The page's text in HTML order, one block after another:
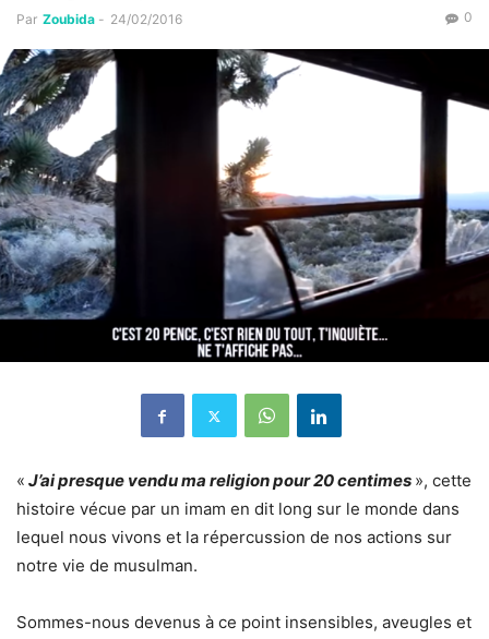
Par Zoubida - 24/02/2016 0
« J’ai presque vendu ma religion pour 20 centimes », cette
histoire vécue par un imam en dit long sur le monde dans
lequel nous vivons et la répercussion de nos actions sur
notre vie de musulman.
Sommes-nous devenus à ce point insensibles, aveugles et